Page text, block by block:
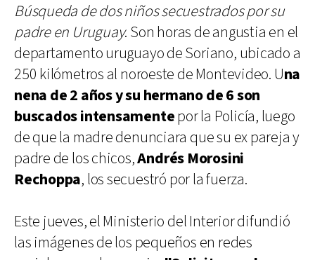
Búsqueda de dos niños secuestrados por su
padre en Uruguay. Son horas de angustia en el
departamento uruguayo de Soriano, ubicado a
250 kilómetros al noroeste de Montevideo. Una
nena de 2 años y su hermano de 6 son
buscados intensamentepor la Policía, luego
de que la madre denunciara que su ex pareja y
padre de los chicos,Andrés Morosini
Rechoppa, los secuestró por la fuerza.
Este jueves, el Ministerio del Interior difundió
las imágenes de los pequeños en redes